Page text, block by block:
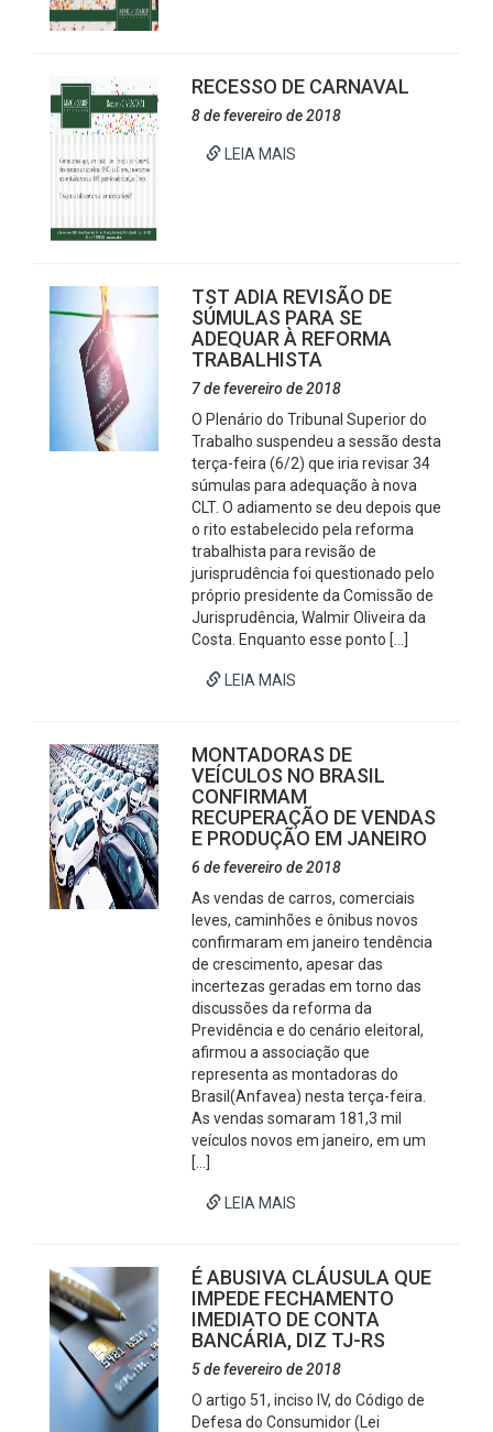
RECESSO DE CARNAVAL
8 de fevereiro de 2018
LEIA MAIS
TST ADIA REVISÃO DE
SÚMULAS PARA SE
ADEQUAR À REFORMA
TRABALHISTA
7 de fevereiro de 2018
O Plenário do Tribunal Superior do
Trabalho suspendeu a sessão desta
terça-feira (6/2) que iria revisar 34
súmulas para adequação à nova
CLT. O adiamento se deu depois que
o rito estabelecido pela reforma
trabalhista para revisão de
jurisprudência foi questionado pelo
próprio presidente da Comissão de
Jurisprudência, Walmir Oliveira da
Costa. Enquanto esse ponto […]
LEIA MAIS
MONTADORAS DE
VEÍCULOS NO BRASIL
CONFIRMAM
RECUPERAÇÃO DE VENDAS
E PRODUÇÃO EM JANEIRO
6 de fevereiro de 2018
As vendas de carros, comerciais
leves, caminhões e ônibus novos
confirmaram em janeiro tendência
de crescimento, apesar das
incertezas geradas em torno das
discussões da reforma da
Previdência e do cenário eleitoral,
afirmou a associação que
representa as montadoras do
Brasil(Anfavea) nesta terça-feira.
As vendas somaram 181,3 mil
veículos novos em janeiro, em um
[…]
LEIA MAIS
É ABUSIVA CLÁUSULA QUE
IMPEDE FECHAMENTO
IMEDIATO DE CONTA
BANCÁRIA, DIZ TJ-RS
5 de fevereiro de 2018
O artigo 51, inciso IV, do Código de
Defesa do Consumidor (Lei